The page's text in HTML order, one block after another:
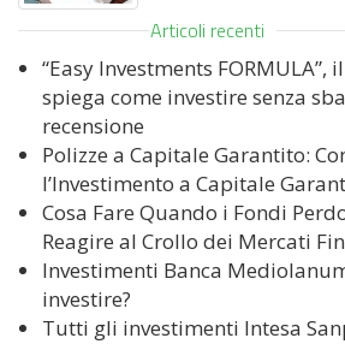
Articoli recenti
“Easy Investments
spiega come investire senza
recensione
Polizze a Capitale Garantito:
l’Investimento a Capitale
Cosa Fare Quando i Fondi
Reagire al Crollo dei Mercati
Investimenti Banca
investire?
Tutti gli investimenti Intesa